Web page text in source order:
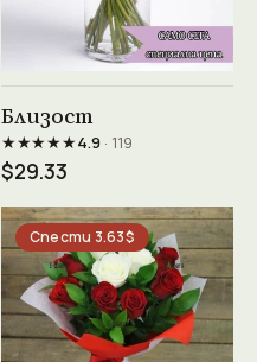
Близост
★★★★★4.9· 119
$29.33
Спести 3.63$